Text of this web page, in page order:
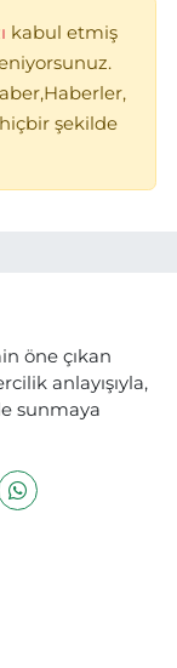
kabul etmiş
şekilde
öne çıkan
anlayışıyla,
sunmaya